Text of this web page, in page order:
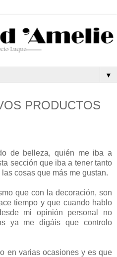
▼
PRODUCTOS
de belleza, quién me iba a
sección que iba a tener tanto
cosas que más me gustan.
que con la decoración, son
tiempo y que cuando hablo
mi opinión personal no
ya me digáis que controlo
en varias ocasiones y es que